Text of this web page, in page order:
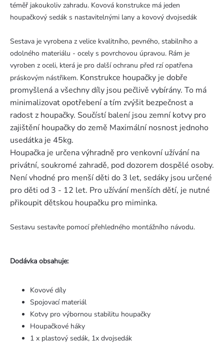
téměř jakoukoliv zahradu. Kovová konstrukce má jeden
houpačkový sedák s nastavitelnými lany a kovový dvojsedák
Sestava je vyrobena z velice kvalitního, pevného, stabilního a
odolného materiálu - ocely s povrchovou úpravou. Rám je
vyroben z oceli, která je pro další ochranu před rzí opatřena
práskovým nástřikem. Konstrukce houpačky je dobře
promyšlená a všechny díly jsou pečlivě vybírány. To má
minimalizovat opotřebení a tím zvýšit bezpečnost a
radost z houpačky. Součístí balení jsou zemní kotvy pro
zajištění houpačky do země Maximální nosnost jednoho
usedátka je 45kg.
Houpačka je určena výhradně pro venkovní užívání na
privátní, soukromé zahradě, pod dozorem dospělé osoby.
Není vhodné pro menší děti do 3 let, sedáky jsou určené
pro děti od 3 - 12 let. Pro užívání menších dětí, je nutné
přikoupit dětskou houpačku pro miminka.
Sestavu sestavíte pomocí přehledného montážního návodu.
Dodávka obsahuje:
Kovové díly
Spojovací materiál
Kotvy pro výbornou stabilitu houpačky
Houpačkové háky
1 x plastový sedák, 1x dvojsedák